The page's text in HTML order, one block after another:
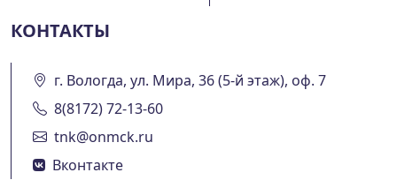
КОНТАКТЫ
г. Вологда, ул. Мира, 36 (5-й этаж), оф. 7
8(8172) 72-13-60
tnk@onmck.ru
Вконтакте